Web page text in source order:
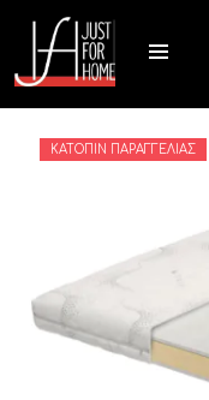
ΚΑΤΌΠΙΝ ΠΑΡΑΓΓΕΛΊΑΣ